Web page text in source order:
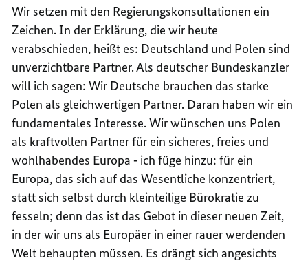
Wir setzen mit den Regierungskonsultationen ein
Zeichen. In der Erklärung, die wir heute
verabschieden, heißt es: Deutschland und Polen sind
unverzichtbare Partner. Als deutscher Bundeskanzler
will ich sagen: Wir Deutsche brauchen das starke
Polen als gleichwertigen Partner. Daran haben wir ein
fundamentales Interesse. Wir wünschen uns Polen
als kraftvollen Partner für ein sicheres, freies und
wohlhabendes Europa ‑ ich füge hinzu: für ein
Europa, das sich auf das Wesentliche konzentriert,
statt sich selbst durch kleinteilige Bürokratie zu
fesseln; denn das ist das Gebot in dieser neuen Zeit,
in der wir uns als Europäer in einer rauer werdenden
Welt behaupten müssen. Es drängt sich angesichts